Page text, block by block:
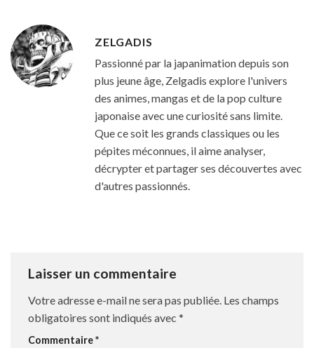
ZELGADIS
Passionné par la japanimation depuis son
plus jeune âge, Zelgadis explore l'univers
des animes, mangas et de la pop culture
japonaise avec une curiosité sans limite.
Que ce soit les grands classiques ou les
pépites méconnues, il aime analyser,
décrypter et partager ses découvertes avec
d'autres passionnés.
Laisser un commentaire
Votre adresse e-mail ne sera pas publiée. Les champs
obligatoires sont indiqués avec *
Commentaire*